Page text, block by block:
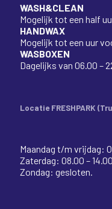
WASH&CLEAN
Mogelijk tot een half
HANDWAX
Mogelijk tot een uur
WASBOXEN
Dagelijks van 06.00 –
Locatie FRESHPARK
Maandag t/m vrijdag:
Zaterdag: 08.00 –
Zondag: gesloten.